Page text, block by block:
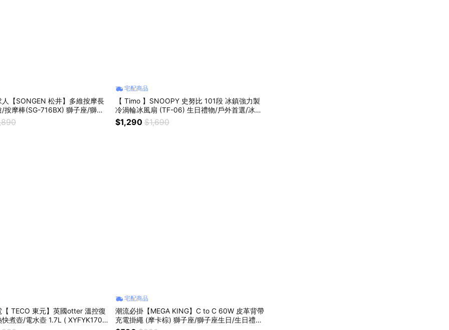
【SONGEN 松井】多維按摩長
按摩棒(SG-716BX) 獅子座/獅子
/爸爸禮物/爸爸生日/父親節送禮/
/情人節/肩頸痠痛/肌肉疲勞
宅配商品
【 Timo 】SNOOPY 史努比 101段 冰鎮強力製
冷渦輪冰風扇 (TF-06) 生日禮物/戶外首選/冰鎮
風扇/降溫小物
$1,290 $1,690
TECO 東元】英國otter 溫控復
煮壺/電水壺 1.7L ( XYFYK1703
宅配商品
潮流必掛【MEGA KING】C to C 60W 皮革背帶
充電掛繩 (摩卡棕) 獅子座/獅子座生日/生日禮